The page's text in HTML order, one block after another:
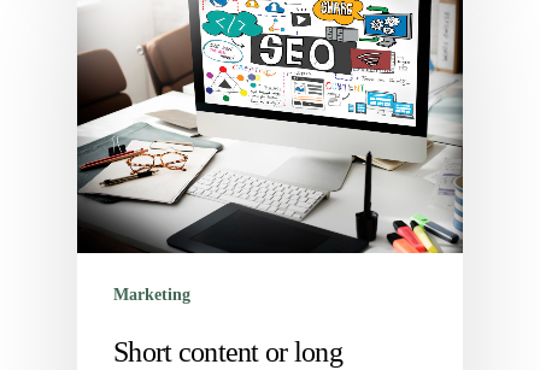
Marketing
Short content or long